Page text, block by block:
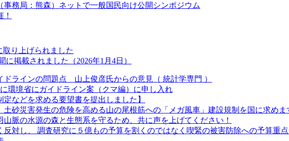
事務局：熊森）ネットで一般国民向け公開シンポジウム
取り上げられました
掲載されました（2026年1月4日）
ドラインの問題点 山上俊彦氏からの意見（ 統計学専門 ）
環境省にガイドライン案（クマ編）に申し入れ
などを求める要望書を提出しました】
土砂災害発生の危険を高める山の尾根筋への「メガ風車」建設規制を国に求めま
山脈の水源の森と生態系を守るため、共に声を上げてください！
対し、 調査研究に５億もの予算を割くのではなく喫緊の被害防除への予算重